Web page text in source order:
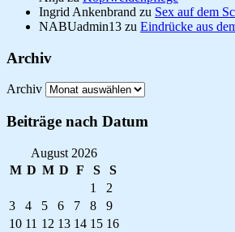
Ingrid Ankenbrand zu Sex auf dem
NABUadmin13 zu Eindrücke aus
Archiv
Archiv
Beiträge nach Datum
August 2026
M D M D F S
S
1
2
3
4 5 6 7 8
9
10 11 12 13 14 15 16